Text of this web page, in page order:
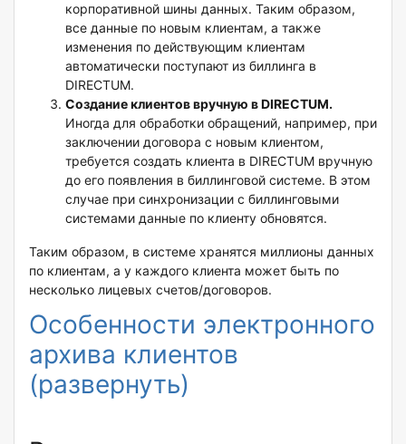
корпоративной шины данных. Таким образом,
все данные по новым клиентам, а также
изменения по действующим клиентам
автоматически поступают из биллинга в
DIRECTUM.
Создание клиентов вручную в DIRECTUM.
Иногда для обработки обращений, например, при
заключении договора с новым клиентом,
требуется создать клиента в DIRECTUM вручную
до его появления в биллинговой системе. В этом
случае при синхронизации с биллинговыми
системами данные по клиенту обновятся.
Таким образом, в системе хранятся миллионы данных
по клиентам, а у каждого клиента может быть по
несколько лицевых счетов/договоров.
Особенности электронного
архива клиентов
(развернуть)